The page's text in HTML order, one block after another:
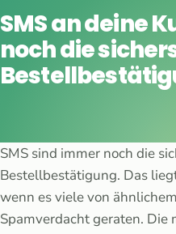
SMS an deine
noch die
SMS sind immer noch die
Bestellbestätigung. Das
wenn es viele von
Spamverdacht geraten.